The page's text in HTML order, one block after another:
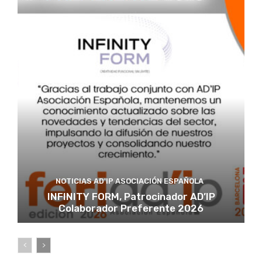
NOTICIAS AD'IP ASOCIACIÓN ESPAÑOLA
INFINITY FORM, Patrocinador AD’IP
Colaborador Preferente 2026